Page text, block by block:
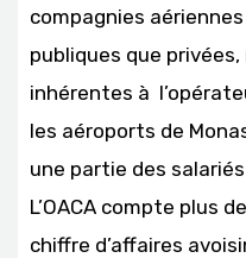
compagnies
publiques que
inhérentes à
les aéroports de
une partie des
L’OACA compte plus
chiffre d’affaires